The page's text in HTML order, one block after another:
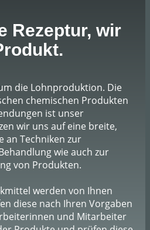
Rezeptur, wir
die Lohnproduktion. Die
chemischen Produkten
ist unser
wir uns auf eine breite,
an Techniken zur
wie auch zur
von Produkten.
werden von Ihnen
diese nach Ihren Vorgaben
und Mitarbeiter